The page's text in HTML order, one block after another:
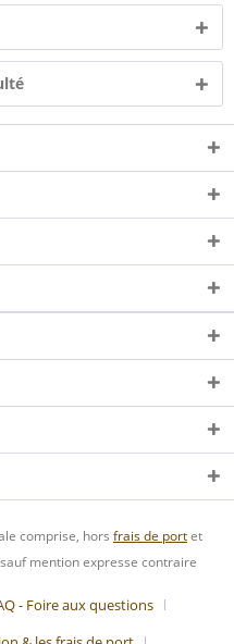
comprise, hors frais de portet
mention expresse contraire
- Foire aux questions